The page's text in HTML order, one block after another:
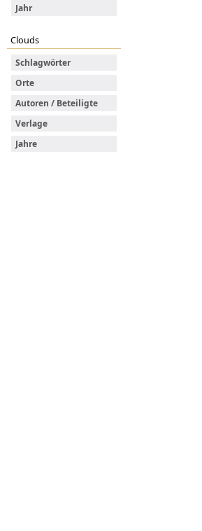
Jahr
Clouds
Schlagwörter
Orte
Autoren / Beteiligte
Verlage
Jahre